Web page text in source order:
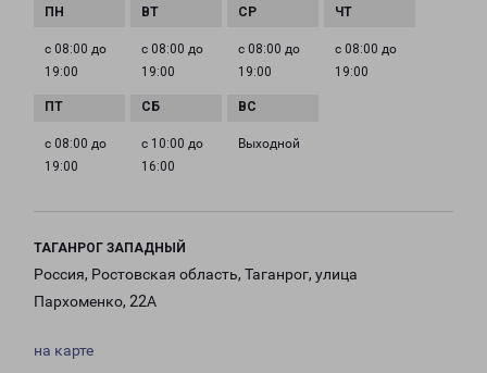
с 08:00 до
19:00
с 08:00 до
19:00
с 08:00 до
19:00
с 08:00 до
19:00
с 08:00 до
19:00
с 10:00 до
16:00
Выходной
ТАГАНРОГ ЗАПАДНЫЙ
Россия, Ростовская область, Таганрог, улица
Пархоменко, 22А
на карте